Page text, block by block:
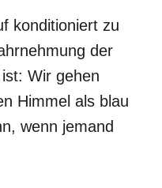
konditioniert zu
der
Wir gehen
Himmel als blau
wenn jemand